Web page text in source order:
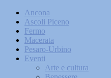
Ancona
Ascoli Piceno
Fermo
Macerata
Pesaro-Urbino
Eventi
Arte e cultura